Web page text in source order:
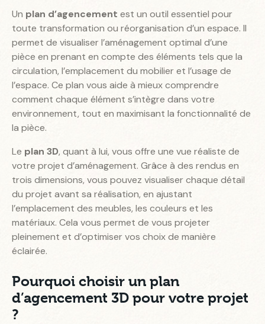
Un plan d’agencement est un outil essentiel pour
toute transformation ou réorganisation d’un espace. Il
permet de visualiser l’aménagement optimal d’une
pièce en prenant en compte des éléments tels que la
circulation, l’emplacement du mobilier et l’usage de
l’espace. Ce plan vous aide à mieux comprendre
comment chaque élément s’intègre dans votre
environnement, tout en maximisant la fonctionnalité de
la pièce.
Le plan 3D, quant à lui, vous offre une vue réaliste de
votre projet d’aménagement. Grâce à des rendus en
trois dimensions, vous pouvez visualiser chaque détail
du projet avant sa réalisation, en ajustant
l’emplacement des meubles, les couleurs et les
matériaux. Cela vous permet de vous projeter
pleinement et d’optimiser vos choix de manière
éclairée.
Pourquoi choisir un plan
d’agencement 3D pour votre projet
?